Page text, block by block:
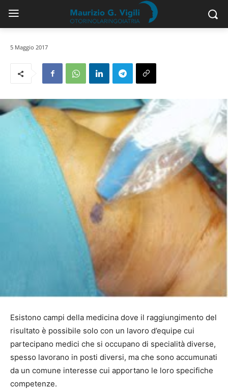
5 Maggio 2017
Esistono campi della medicina dove il raggiungimento del
risultato è possibile solo con un lavoro d’equipe cui
partecipano medici che si occupano di specialità diverse,
spesso lavorano in posti diversi, ma che sono accumunati
da un comune interesse cui apportano le loro specifiche
competenze.